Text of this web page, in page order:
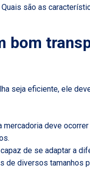
são as
bom
seja eficiente, ele
mercadoria deve
de se adaptar a
de diversos tamanhos